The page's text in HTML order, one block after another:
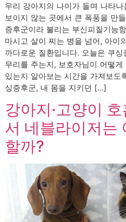
우리 강아지의 나이가 들며 나타
보이지 않는 곳에서 큰 폭풍을 만
증후군이라 불리는 부신피질기능
마시고 살이 찌는 병을 넘어, 아이
까다로운 질환입니다. 오늘은 쿠
무리를 주는지, 보호자님이 어떻
있는지 알아보는 시간을 가져보도
싱증후군, 내 몸을 지키던 […]
강아지·고양이
서 네블라이저는
할까?